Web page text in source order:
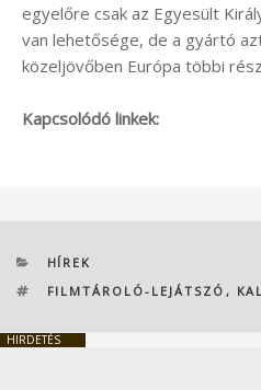
egyelőre csak az Egyesült
van lehetősége, de a gyártó
közeljövőben Európa többi
Kapcsolódó linkek:
KATEGÓRIÁK
HÍREK
CÍMKÉK
FILMTÁROLÓ-LEJÁTSZÓ ,
HIRDETÉS